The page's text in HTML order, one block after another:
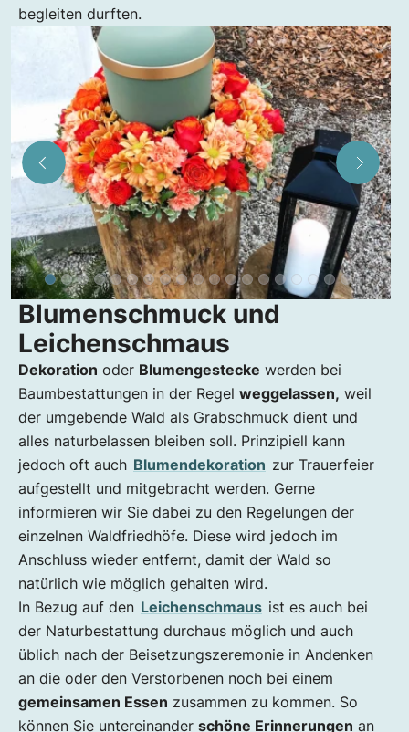
begleiten durften.
Blumenschmuck und
Leichenschmaus
Dekoration oder Blumengestecke werden bei
Baumbestattungen in der Regel weggelassen, weil
der umgebende Wald als Grabschmuck dient und
alles naturbelassen bleiben soll. Prinzipiell kann
jedoch oft auch Blumendekoration zur Trauerfeier
aufgestellt und mitgebracht werden. Gerne
informieren wir Sie dabei zu den Regelungen der
einzelnen Waldfriedhöfe. Diese wird jedoch im
Anschluss wieder entfernt, damit der Wald so
natürlich wie möglich gehalten wird.
In Bezug auf den Leichenschmaus ist es auch bei
der Naturbestattung durchaus möglich und auch
üblich nach der Beisetzungszeremonie in Andenken
an die oder den Verstorbenen noch bei einem
gemeinsamen Essen zusammen zu kommen. So
können Sie untereinander schöne Erinnerungen an